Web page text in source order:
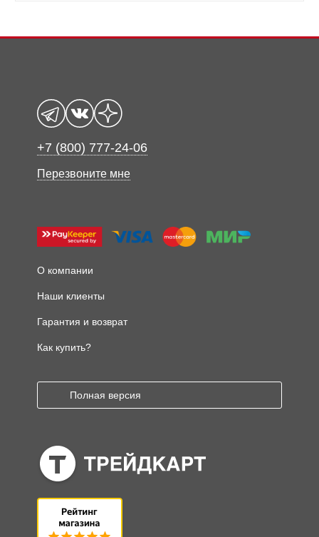
+7 (800) 777-24-06
Перезвоните мне
О компании
Наши клиенты
Гарантия и возврат
Как купить?
Полная версия